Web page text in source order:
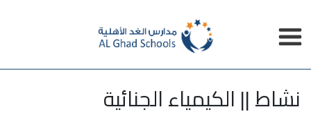
نشاط || الكيمياء الجنائية